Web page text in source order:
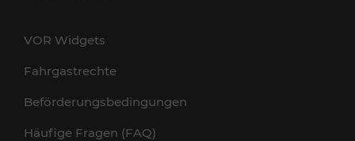
VOR Widgets
Fahrgastrechte
Beförderungsbedingungen
Häufige Fragen (FAQ)